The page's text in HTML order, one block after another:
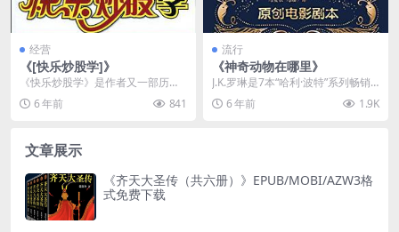
经营
《[快乐炒股学]》
《快乐炒股学》是作者又一部历经
半年反复修订的倾心之作，书中所
述皆为作者潜心摸索的...
6 年前 841
流行
《神奇动物在哪里》
J.K.罗琳是7本“哈利·波特”系列畅销
书的作者，该系列出版于1997—20
07...6 年前 1.9K
文章展示
《齐天大圣传（共六册）》EPUB/MOBI/AZW3格
式免费下载